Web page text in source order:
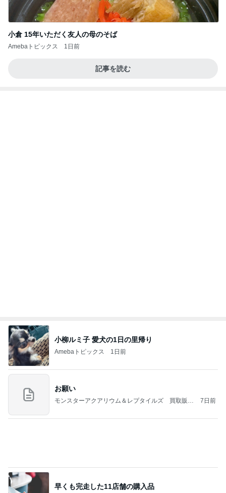
小倉 15年いただく友人の母のそば
Amebaトピックス 1日前
記事を読む
小柳ルミ子 愛犬の1日の里帰り
Amebaトピックス 1日前
お願い
モンスターアクアリウム＆レプタイルズ 買取販売
7日前
早くも完走した11店舗の購入品